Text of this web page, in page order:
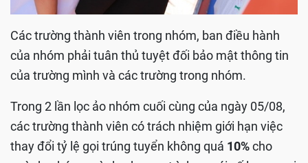
Các trường thành viên trong nhóm, ban điều hành
của nhóm phải tuân thủ tuyệt đối bảo mật thông tin
của trường mình và các trường trong nhóm.
Trong 2 lần lọc ảo nhóm cuối cùng của ngày 05/08,
các trường thành viên có trách nhiệm giới hạn việc
thay đổi tỷ lệ gọi trúng tuyển không quá 10%cho